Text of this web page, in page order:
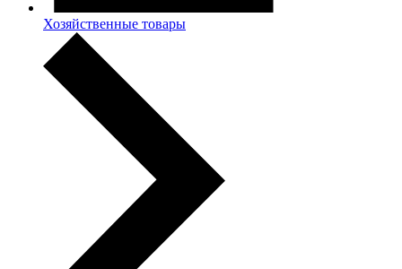
Хозяйственные товары